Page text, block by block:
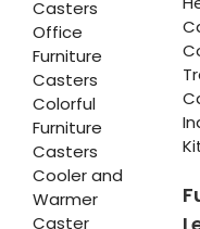
Casters
Office
Furniture
Casters
Colorful
Furniture
Casters
Cooler and
Warmer
Caster